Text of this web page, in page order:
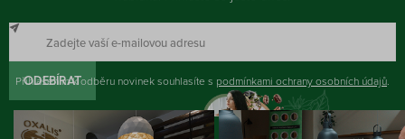
ODEBÍRAT
Přihlášením k odběru novinek souhlasíte s podmínkami ochrany osobních údajů.